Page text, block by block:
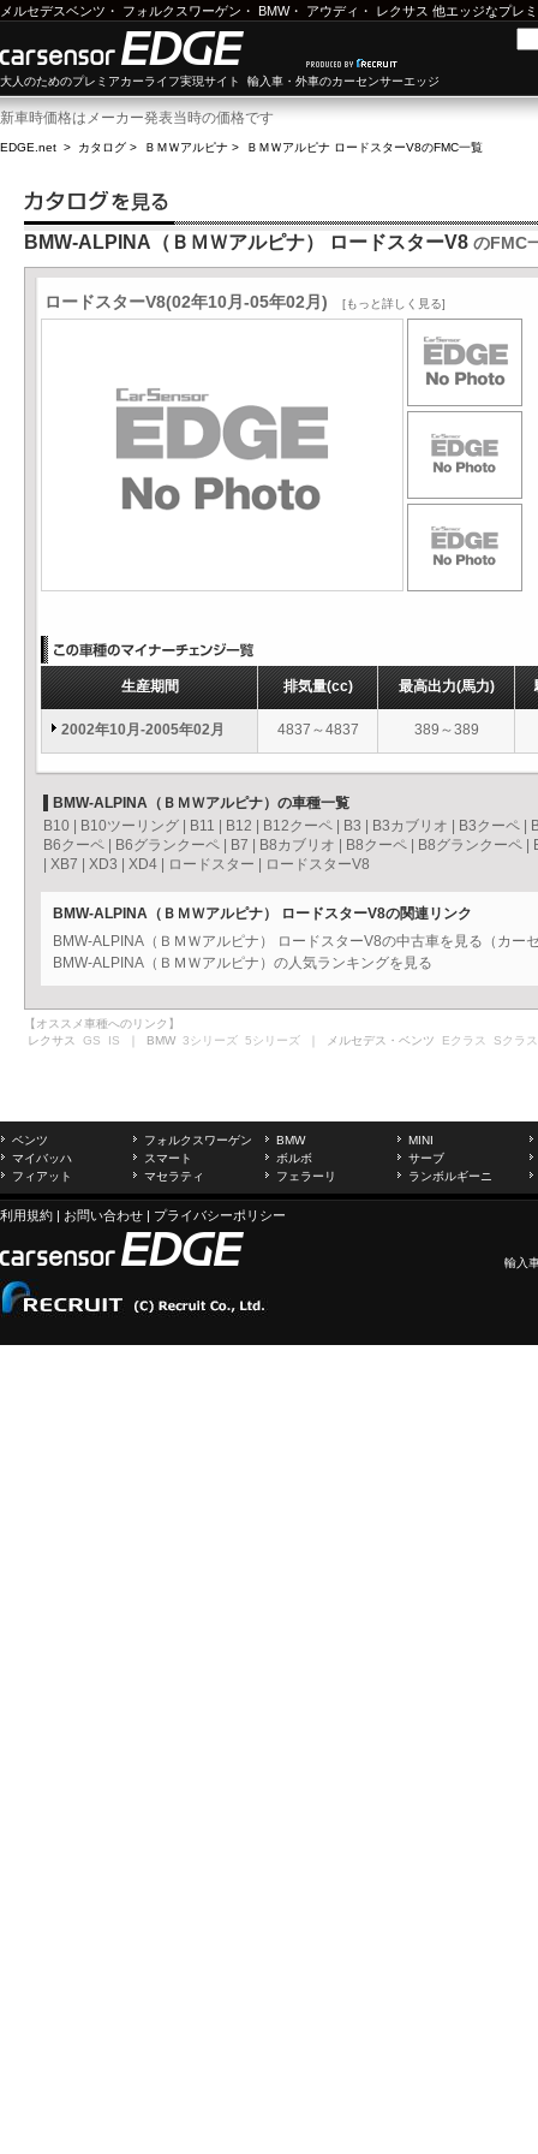
メルセデスベンツ ・ フォルクスワーゲン ・ BMW・ アウディ ・ レクサス 他エッジなプレ
大人のためのプレミアカーライフ実現サイト 輸入車・外車のカーセンサーエッジ
新車時価格はメーカー発表当時の価格です
EDGE.net > カタログ > ＢＭＷアルピナ > ＢＭＷアルピナ ロードスターV8のFMC一覧
BMW-ALPINA（ＢＭＷアルピナ） ロードスターV8 のFMC
ロードスターV8(02年10月-05年02月) [もっと詳しく見る]
生産期間 排気量(cc) 最高出力(馬力)
2002年10月-2005年02月 4837～4837 389～389
BMW-ALPINA（ＢＭＷアルピナ）の車種一覧
B10
B10ツーリング B11 B12 B12クーペ B3 B3カブリオ B3クーペ
B6クーペ
B6グランクーペ B7 B8カブリオ B8クーペ B8グランクーペ
XB7 XD3 XD4 ロードスター ロードスターV8
BMW-ALPINA（ＢＭＷアルピナ） ロードスターV8の関連リンク
BMW-ALPINA（ＢＭＷアルピナ） ロードスターV8の中古車を見る（カー
BMW-ALPINA（ＢＭＷアルピナ）の人気ランキングを見る
【オススメ車種へのリンク】
レクサス GS IS ｜ BMW 3シリーズ 5シリーズ ｜ メルセデス・ベンツ Eクラス Sクラス
ベンツ フォルクスワーゲン BMW
MINI
マイバッハ
スマート ボルボ
サーブ
フィアット
マセラティ フェラーリ ランボルギーニ
利用規約 | お問い合わせ | プライバシーポリシー
輸入